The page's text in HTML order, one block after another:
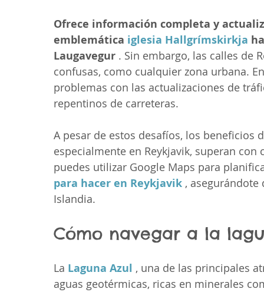
Ofrece información completa y
emblemática iglesia Hallgrímskirkja
Laugavegur . Sin embargo, las calles de
confusas, como cualquier zona urbana.
problemas con las actualizaciones de
repentinos de carreteras.
A pesar de estos desafíos, los beneficios
especialmente en Reykjavik, superan
puedes utilizar Google Maps para
para hacer en Reykjavik ,
Islandia.
Cómo navegar a la
La Laguna Azul , una de las principales
aguas geotérmicas, ricas en minerales